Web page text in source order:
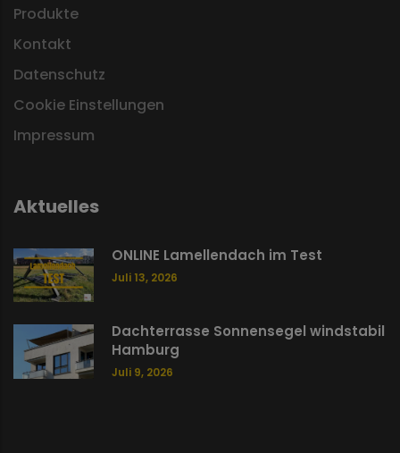
Produkte
Kontakt
Datenschutz
Cookie Einstellungen
Impressum
Aktuelles
ONLINE Lamellendach im Test
Juli 13, 2026
Dachterrasse Sonnensegel windstabil
Hamburg
Juli 9, 2026